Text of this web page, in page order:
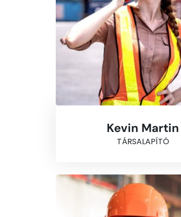
Kevin Martin
TÁRSALAPÍTÓ